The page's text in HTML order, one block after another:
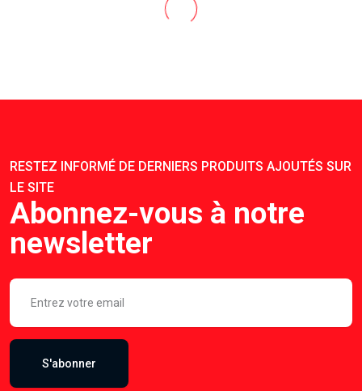
RESTEZ INFORMÉ DE DERNIERS PRODUITS AJOUTÉS SUR
LE SITE
Abonnez-vous à notre
newsletter
S'abonner